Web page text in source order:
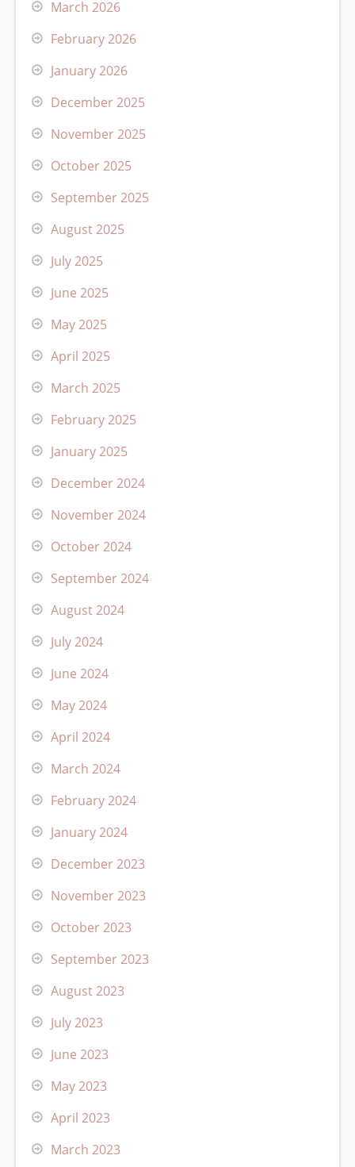
March 2026
February 2026
January 2026
December 2025
November 2025
October 2025
September 2025
August 2025
July 2025
June 2025
May 2025
April 2025
March 2025
February 2025
January 2025
December 2024
November 2024
October 2024
September 2024
August 2024
July 2024
June 2024
May 2024
April 2024
March 2024
February 2024
January 2024
December 2023
November 2023
October 2023
September 2023
August 2023
July 2023
June 2023
May 2023
April 2023
March 2023